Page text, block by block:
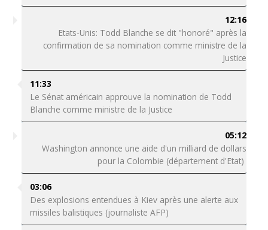
12:16
Etats-Unis: Todd Blanche se dit "honoré" après la
confirmation de sa nomination comme ministre de la
Justice
11:33
Le Sénat américain approuve la nomination de Todd
Blanche comme ministre de la Justice
05:12
Washington annonce une aide d'un milliard de dollars
pour la Colombie (département d'Etat)
03:06
Des explosions entendues à Kiev après une alerte aux
missiles balistiques (journaliste AFP)